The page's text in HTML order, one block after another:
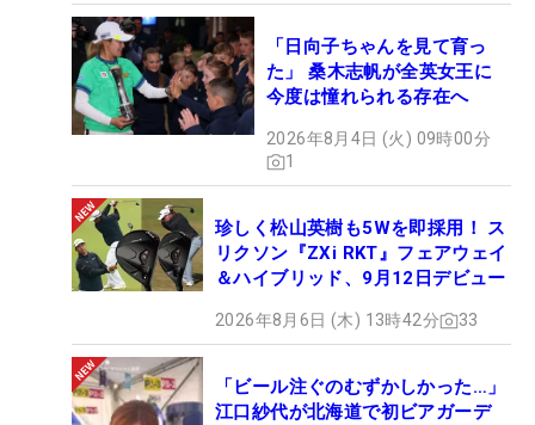
「日向子ちゃんを見て育っ
た」 桑木志帆が全英女王に
今度は憧れられる存在へ
2026年8月4日 (火) 09時00分
1
珍しく松山英樹も5Wを即採用！ ス
リクソン『ZXi RKT』フェアウェイ
＆ハイブリッド、9月12日デビュー
2026年8月6日 (木) 13時42分 33
「ビール注ぐのむずかしかった…」
江口紗代が北海道で初ビアガーデ